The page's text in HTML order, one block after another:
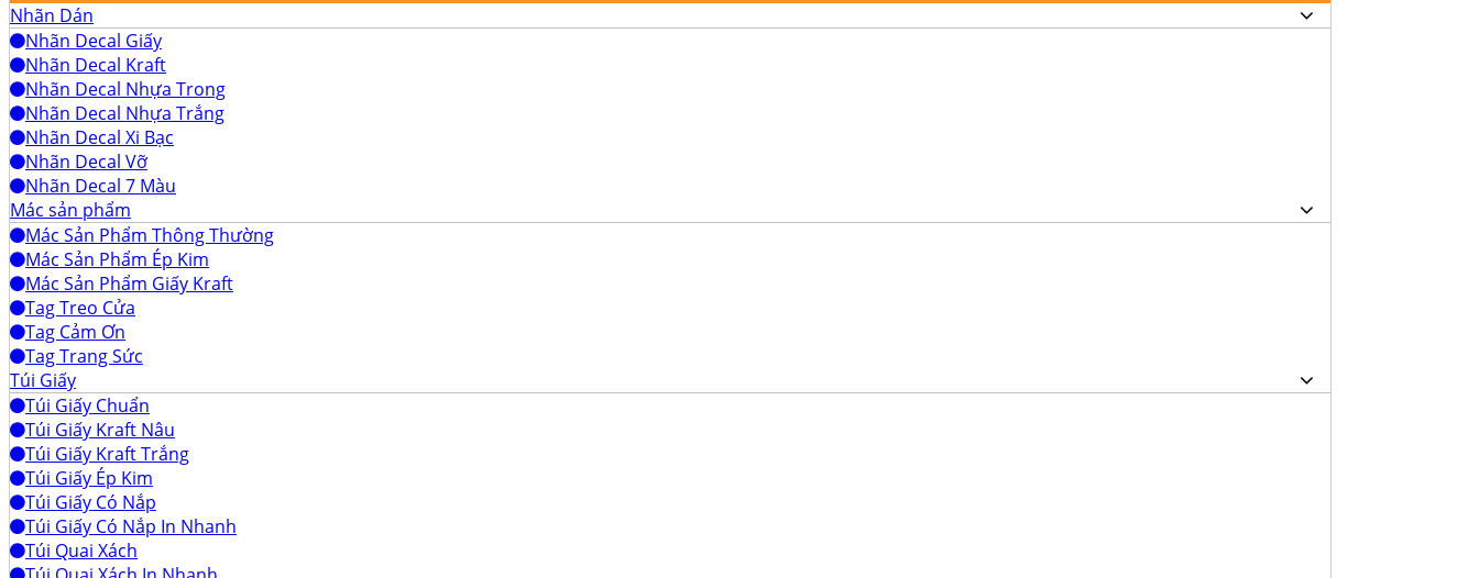
Nhãn Dán
Nhãn Decal Giấy
Nhãn Decal Kraft
Nhãn Decal Nhựa Trong
Nhãn Decal Nhựa Trắng
Nhãn Decal Xi Bạc
Nhãn Decal Vỡ
Nhãn Decal 7 Màu
Mác sản phẩm
Mác Sản Phẩm Thông Thường
Mác Sản Phẩm Ép Kim
Mác Sản Phẩm Giấy Kraft
Tag Treo Cửa
Tag Cảm Ơn
Tag Trang Sức
Túi Giấy
Túi Giấy Chuẩn
Túi Giấy Kraft Nâu
Túi Giấy Kraft Trắng
Túi Giấy Ép Kim
Túi Giấy Có Nắp
Túi Giấy Có Nắp In Nhanh
Túi Quai Xách